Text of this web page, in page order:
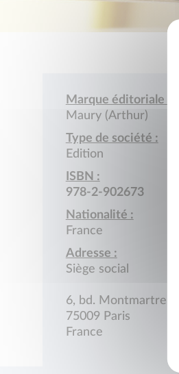
Marque éditoriale :
Maury (Arthur)
Type de société :
Edition
ISBN :
978-2-902673
Nationalité :
France
Adresse :
Siège social
6, bd. Montmartre
75009 Paris
France